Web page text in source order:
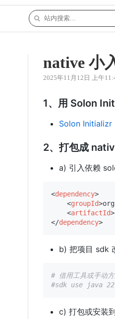
native 小
2025年11月12日 上午
1、用 Solon
Solon Initializr
2、打包成
a) 引入依赖
<dependency>
<groupId>
<artifactId>
</dependency>
b) 把项目 sdk
# 借用工具或手动
#sdk use java
c) 打包或安装